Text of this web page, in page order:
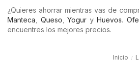
¿Quieres ahorrar mientras vas de
Manteca
Queso ,Yogur yHuevos.
encuentres los mejores precios.
Inicio